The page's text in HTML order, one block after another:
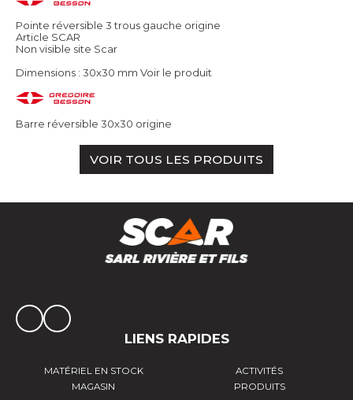
Pointe réversible 3 trous gauche origine
Article SCAR
Non visible site Scar
Dimensions : 30x30 mm Voir le produit
Barre réversible 30x30 origine
VOIR TOUS LES PRODUITS
LIENS RAPIDES
MATÉRIEL EN STOCK
ACTIVITÉS
MAGASIN
PRODUITS